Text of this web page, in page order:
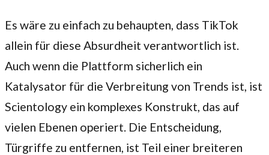
Es wäre zu einfach zu behaupten, dass TikTok
allein für diese Absurdheit verantwortlich ist.
Auch wenn die Plattform sicherlich ein
Katalysator für die Verbreitung von Trends ist, ist
Scientology ein komplexes Konstrukt, das auf
vielen Ebenen operiert. Die Entscheidung,
Türgriffe zu entfernen, ist Teil einer breiteren